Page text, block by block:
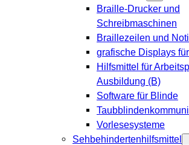
Braille-Drucker und
Schreibmaschinen
Braillezeilen und
grafische Displays
Hilfsmittel für
Ausbildung (B)
Software für Blinde
Vorlesesysteme
Sehbehindertenhilfsmittel